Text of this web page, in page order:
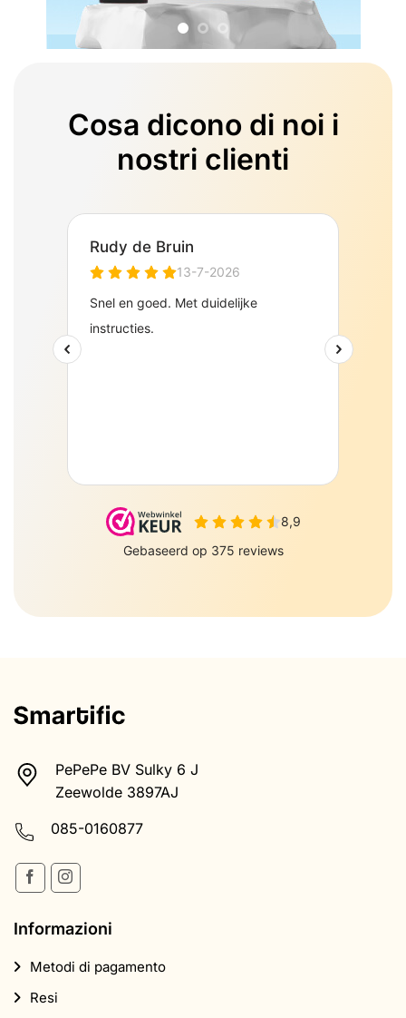
Cosa dicono di noi i
nostri clienti
PePePe BV Sulky 6 J
Zeewolde 3897AJ
085-0160877
Informazioni
Metodi di pagamento
Resi